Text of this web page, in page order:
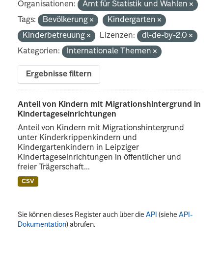
Organisationen:
Amt für Statistik und Wahlen
Tags:
Bevölkerung
Kindergarten
Kinderbetreuung
Lizenzen:
dl-de-by-2.0
Kategorien:
Internationale Themen
Ergebnisse filtern
Anteil von Kindern mit Migrationshintergrund in
Kindertageseinrichtungen
Anteil von Kindern mit Migrationshintergrund
unter Kinderkrippenkindern und
Kindergartenkindern in Leipziger
Kindertageseinrichtungen in öffentlicher und
freier Trägerschaft...
CSV
Sie können dieses Register auch über dieAPI (sieheAPI-
Dokumentation) abrufen.